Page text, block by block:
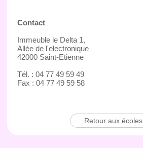
Contact
Immeuble le Delta 1,
Allée de l'electronique
42000 Saint-Etienne
Tél. : 04 77 49 59 49
Fax : 04 77 49 59 58
Retour aux écoles